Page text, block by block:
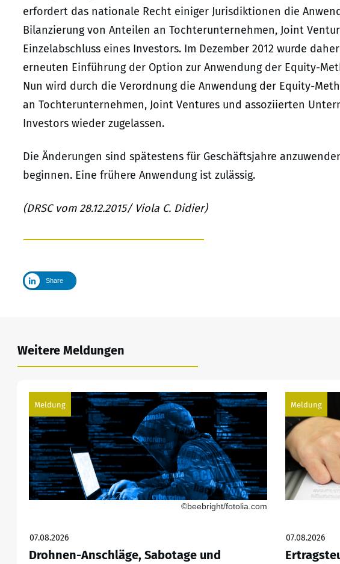
erfordert das nationale Recht einiger Jurisdiktionen die
Bilanzierung von Anteilen an Tochterunternehmen, Joint
Einzelabschluss eines Investors. Im Dezember 2012 wurde
erneuten Einführung der Option zur Anwendung der Equity-
Nun wird durch die Verordnung die Anwendung der Equity-
an Tochterunternehmen, Joint Ventures und assoziierten
Investors wieder zugelassen.
Die Änderungen sind spätestens für Geschäftsjahre
beginnen. Eine frühere Anwendung ist zulässig.
(DRSC vom 28.12.2015/ Viola C. Didier)
Share
Weitere Meldungen
Meldung
©beebright/fotolia.com
07.08.2026
Drohnen-Anschläge, Sabotage und
Meldung
07.08.2026